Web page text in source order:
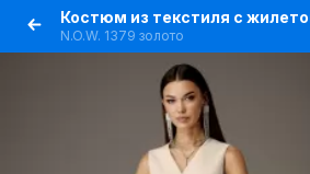
N.O.W. 1379 золото